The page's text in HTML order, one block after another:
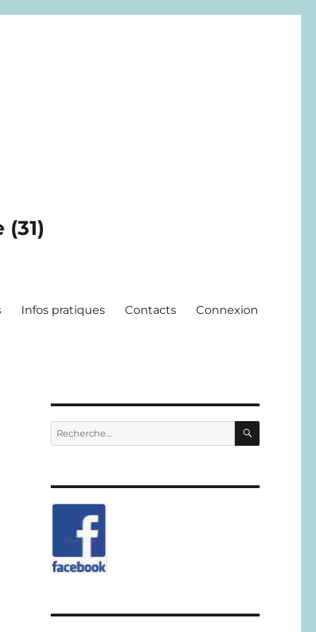
Infos pratiques Contacts Connexion
Recherche
pour :